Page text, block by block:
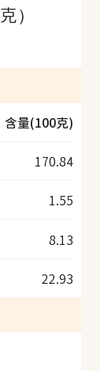
）
含量(100克)
170.84
1.55
8.13
22.93